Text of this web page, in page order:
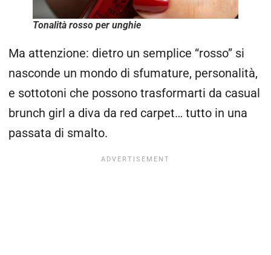
Tonalità rosso per unghie
Ma attenzione: dietro un semplice “rosso” si
nasconde un mondo di sfumature, personalità,
e sottotoni che possono trasformarti da casual
brunch girl a diva da red carpet… tutto in una
passata di smalto.